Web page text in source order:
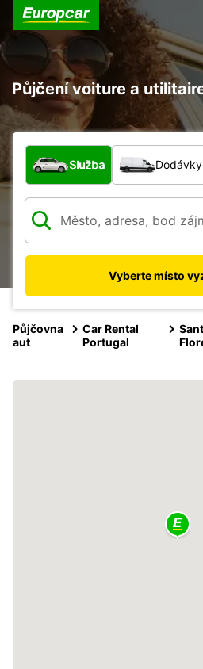
Půjčení voiture a
Jaký typ vozidla?
Služba
Vyberte místo
Půjčovna
aut
Car Rental
Portugal